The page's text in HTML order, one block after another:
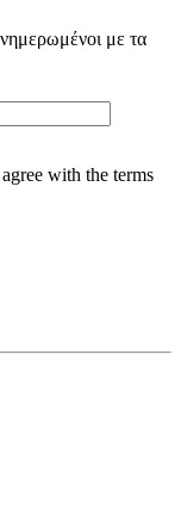
με τα
with the terms